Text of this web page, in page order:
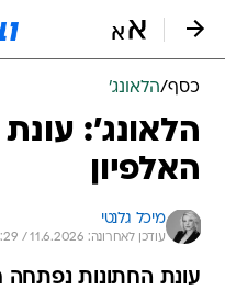
כסף/הלאונג'
הלאונג':
האלפיון
מיכל גלנטי
עודכן לאחרונה: 11.6.2026 / 4:29
עונת החתונות